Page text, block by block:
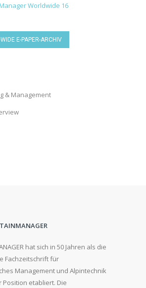
E-PAPER-ARCHIV
& Management
hat sich in 50 Jahren als die
Fachzeitschrift für
Management und Alpintechnik
etabliert. Die